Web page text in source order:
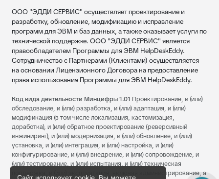
ООО "ЭДДИ СЕРВИС" осуществляет проектирование и
разработку, обновление, модификацию и исправление
программ для ЭВМ и баз данных, а также оказывает услуги по
технической поддержке. ООО "ЭДДИ СЕРВИС" является
правообладателем Программы для ЭВМ HelpDeskEddy.
Сотрудничество с Партнерами (Клиентами) осуществляется
на основании Лицензионного Договора на предоставление
права использования Программы для ЭВМ HelpDeskEddy.
Код вида деятельности Минцифры 1.01 Проектирование, и (или)
обследование, и (или) разработка, и (или) адаптация, и (или)
модификация (в том числе локализация, кастомизация,
доработка), и (или) обратное проектирование (реверсивный
инжиниринг), и (или) модернизация, и (или) обновление, и (или)
установка, и (или) интеграция, и (или) настройка, и (или)
конфигурирование, и (или) внедрение, и (или) сопровождение, и
(или) тестирование, и (или) испытания, и (или) техническая
поддержка, и (или) эксплуатация, включая администрирование, а